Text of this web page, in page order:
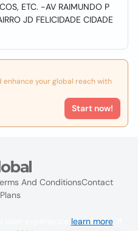
ETC. -AV RAIMUNDO P
JD FELICIDADE CIDADE
enhance your global reach with
Start now!
And ConditionsContact
learn more. If